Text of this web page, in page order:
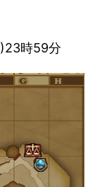
時59分